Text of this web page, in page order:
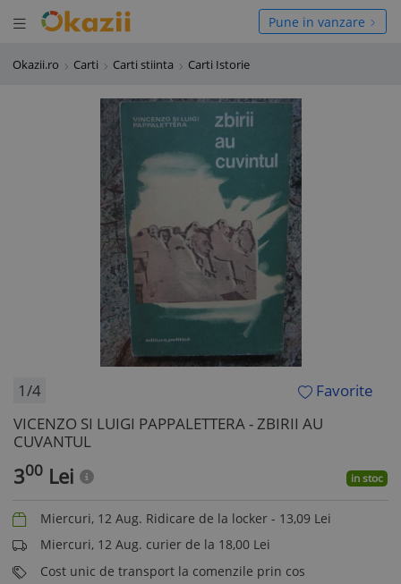
Deschide meniul
meniul Pune in vanzare
Okazii.ro Carti Carti stiinta Carti Istorie
1/4
Favorite
VICENZO SI LUIGI PAPPALETTERA - ZBIRII AU
CUVANTUL
300 Lei in stoc
Miercuri, 12 Aug. Ridicare de la locker - 13,09 Lei
Miercuri, 12 Aug. curier de la 18,00 Lei
Cost unic de transport la comenzile prin cos